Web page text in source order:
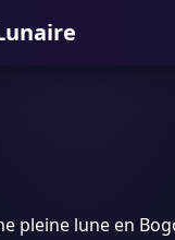
pleine lune en